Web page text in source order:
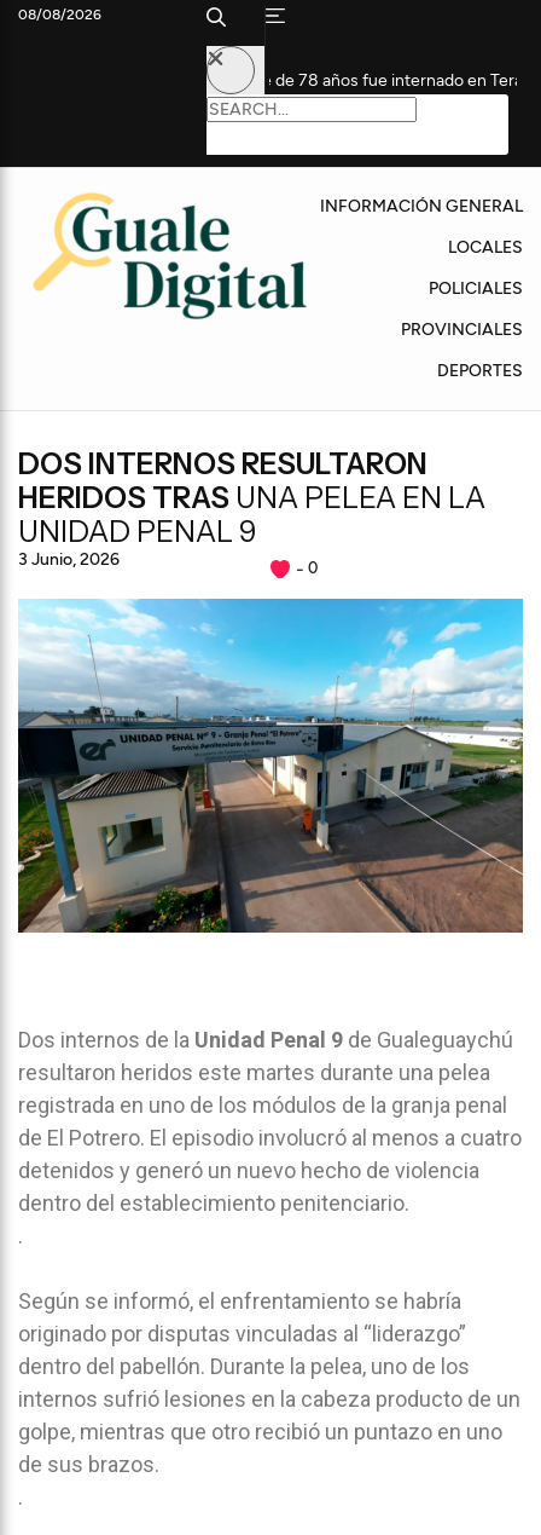
Un hombre de 78 años fue internado en Terapia Intensiva
08/08/2026
INFORMACIÓN GENERAL
LOCALES
POLICIALES
PROVINCIALES
DEPORTES
DOS INTERNOS RESULTARON
HERIDOS TRAS UNA PELEA EN LA
UNIDAD PENAL 9
3 Junio, 2026 0
Dos internos de la Unidad Penal 9 de Gualeguaychú
resultaron heridos este martes durante una pelea
registrada en uno de los módulos de la granja penal
de El Potrero. El episodio involucró al menos a cuatro
detenidos y generó un nuevo hecho de violencia
dentro del establecimiento penitenciario.
.
Según se informó, el enfrentamiento se habría
originado por disputas vinculadas al “liderazgo”
dentro del pabellón. Durante la pelea, uno de los
internos sufrió lesiones en la cabeza producto de un
golpe, mientras que otro recibió un puntazo en uno
de sus brazos.
.